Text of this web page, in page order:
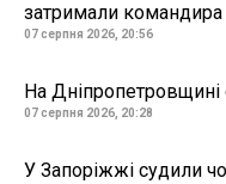
затримали командира
07 серпня 2026, 20:56
На
07 серпня 2026, 20:28
У Запоріжжі судили